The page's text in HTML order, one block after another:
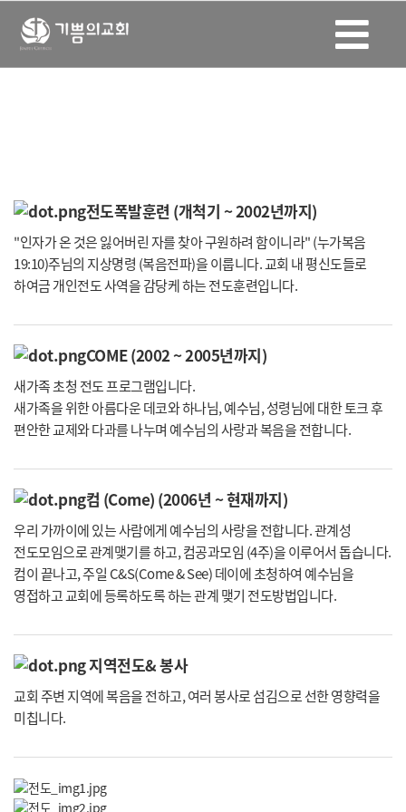
전도폭발훈련 (개척기 ~ 2002년까지)
"인자가 온 것은 잃어버린 자를 찾아 구원하려 함이니라" (누가복음
19:10)주님의 지상명령 (복음전파)을 이룹니다. 교회 내 평신도들로
하여금 개인전도 사역을 감당케 하는 전도훈련입니다.
COME (2002 ~ 2005년까지)
새가족 초청 전도 프로그램입니다.
새가족을 위한 아름다운 데코와 하나님, 예수님, 성령님에 대한 토크 후
편안한 교제와 다과를 나누며 예수님의 사랑과 복음을 전합니다.
컴 (Come) (2006년 ~ 현재까지)
우리 가까이에 있는 사람에게 예수님의 사랑을 전합니다. 관계성
전도모임으로 관계맺기를 하고, 컴공과모임 (4주)을 이루어서 돕습니다.
컴이 끝나고, 주일 C&S(Come & See) 데이에 초청하여 예수님을
영접하고 교회에 등록하도록 하는 관계 맺기 전도방법입니다.
지역전도& 봉사
교회 주변 지역에 복음을 전하고, 여러 봉사로 섬김으로 선한 영향력을
미칩니다.